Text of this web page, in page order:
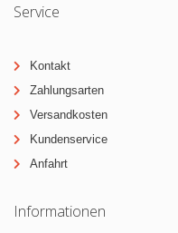
Service
Kontakt
Zahlungsarten
Versandkosten
Kundenservice
Anfahrt
Informationen